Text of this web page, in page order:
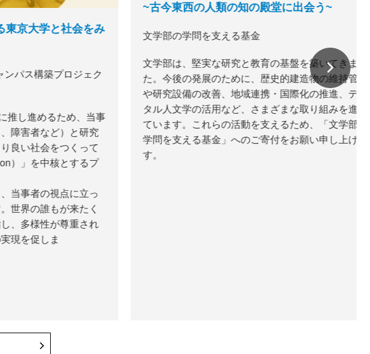
学と社会をみ
構築プロジェク
めるため、当事
など）と研究
会をつくって
中核とするプ
の視点に立っ
誰もが来たく
性が尊重され
しま
~古今東西の人類の知の殿堂に出会う~
文学部の学問を支える基金
文学部は、堅実な研究と教育の基盤を築いてきまし
た。今後の発展のために、歴史的建造物の維持管理
や研究設備の改善、地域連携・国際化の推進、デジ
タル人文学の活用など、さまざまな取り組みを進め
ています。これらの活動を支えるため、「文学部の
学問を支える基金」へのご寄付をお願い申し上げま